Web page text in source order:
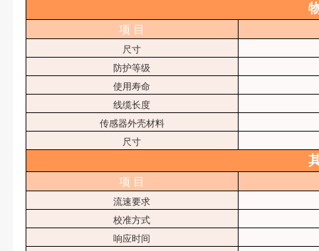
项 目
尺寸
防护等级
使用寿命
线缆长度
传感器外壳材料
尺寸
项 目
流速要求
校准方式
响应时间